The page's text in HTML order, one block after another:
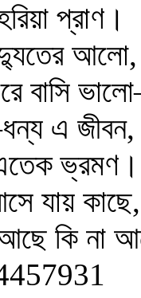
প্রাণ।
আলো,
বাসি
এ জীবন,
ভ্রমণ।
যায় কাছে,
আছে কি না